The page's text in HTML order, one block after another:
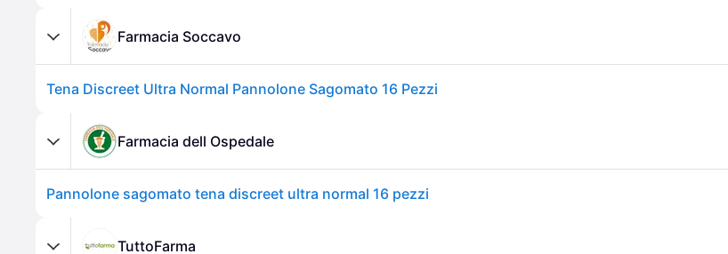
Farmacia Soccavo
Tena Discreet Ultra Normal Pannolone Sagomato 16 Pezzi
Farmacia dell Ospedale
Pannolone sagomato tena discreet ultra normal 16 pezzi
TuttoFarma